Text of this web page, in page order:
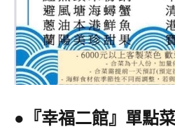
●『幸福二館』單點